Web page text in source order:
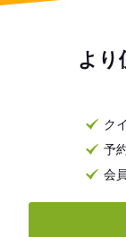
より
ク
予
会